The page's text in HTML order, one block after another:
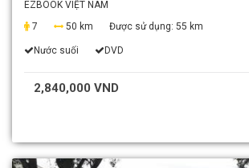
EZBOOK VIỆT NAM
7
50 km Được sử dụng: 55 km
Nước suối DVD
2,840,000 VND